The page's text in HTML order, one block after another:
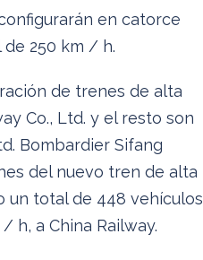
en catorce
de 250 km / h.
de trenes de alta
Co., Ltd. y el resto son
Bombardier Sifang
del nuevo tren de alta
un total de 448 vehículos
h, a China Railway.